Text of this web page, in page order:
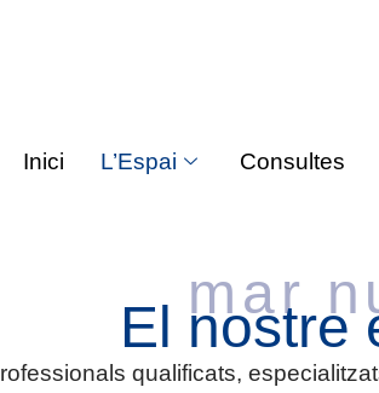
Inici L’Espai Consultes
mar
El nostre
qualificats,